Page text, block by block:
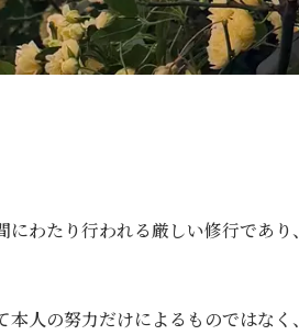
にわたり行われる厳しい修行であり、
本人の努力だけによる ものではなく、